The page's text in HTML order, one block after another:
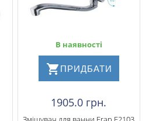
В наявності
ПРИДБАТИ
1905.0 грн.